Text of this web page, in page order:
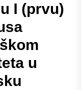
I (prvu)
u